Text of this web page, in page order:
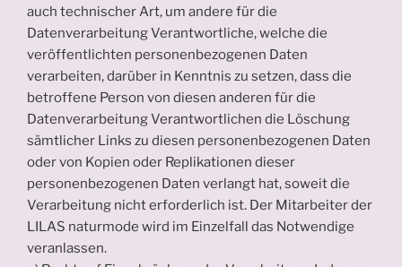
auch technischer Art, um andere für die
Datenverarbeitung Verantwortliche, welche die
veröffentlichten personenbezogenen Daten
verarbeiten, darüber in Kenntnis zu setzen, dass die
betroffene Person von diesen anderen für die
Datenverarbeitung Verantwortlichen die Löschung
sämtlicher Links zu diesen personenbezogenen Daten
oder von Kopien oder Replikationen dieser
personenbezogenen Daten verlangt hat, soweit die
Verarbeitung nicht erforderlich ist. Der Mitarbeiter der
LILAS naturmode wird im Einzelfall das Notwendige
veranlassen.